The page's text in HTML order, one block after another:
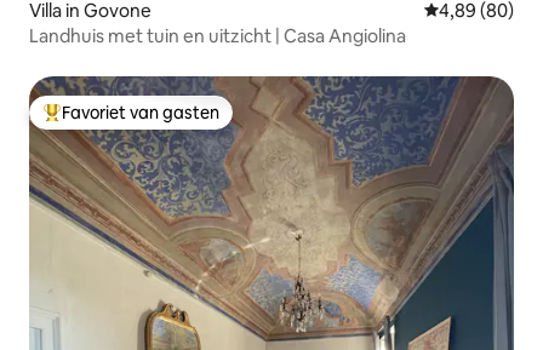
Villa in Govone Gemiddelde
4,89 (80)
Landhuis met tuin en uitzicht | Casa Angiolina
Topfavoriet van gasten
Favoriet van gasten